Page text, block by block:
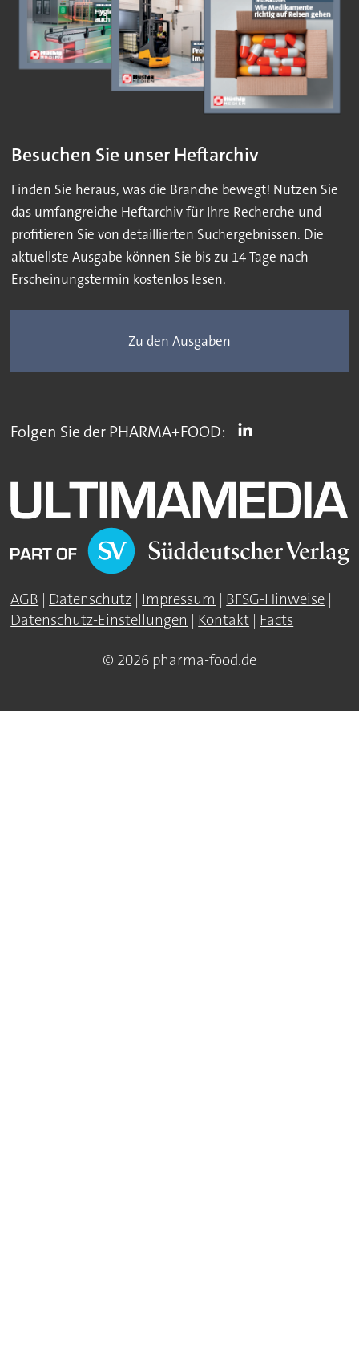
Besuchen Sie unser Heftarchiv
Finden Sie heraus, was die Branche bewegt! Nutzen Sie
das umfangreiche Heftarchiv für Ihre Recherche und
profitieren Sie von detaillierten Suchergebnissen. Die
aktuellste Ausgabe können Sie bis zu 14 Tage nach
Erscheinungstermin kostenlos lesen.
Zu den Ausgaben
Folgen Sie der PHARMA+FOOD:
AGB Datenschutz Impressum BFSG-Hinweise
Datenschutz-Einstellungen
Kontakt Facts
© 2026 pharma-food.de